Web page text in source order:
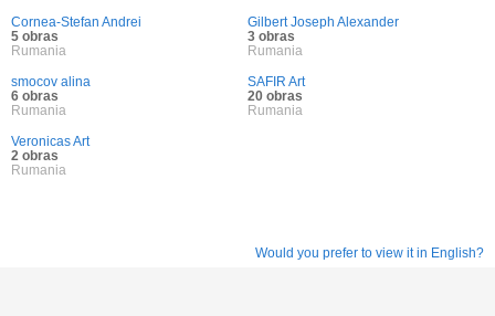
Cornea-Stefan Andrei
5 obras
Rumania
Gilbert Joseph Alexander
3 obras
Rumania
smocov alina
6 obras
Rumania
SAFIR Art
20 obras
Rumania
Veronicas Art
2 obras
Rumania
Would you prefer to view it in English?